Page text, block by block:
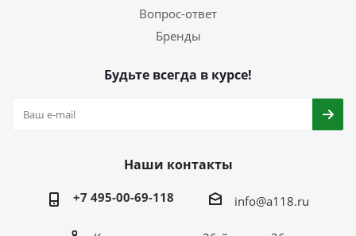
Вопрос-ответ
Бренды
Будьте всегда в курсе!
Наши контакты
+7 495-00-69-118 info@a118.ru